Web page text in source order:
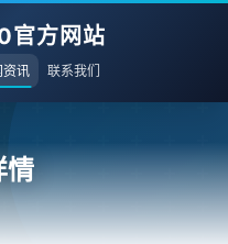
官方网站
资讯 联系我们
情